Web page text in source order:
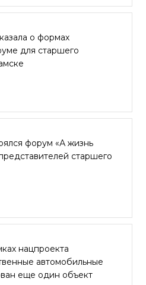
о формах
для старшего
форум «А жизнь
старшего
нацпроекта
автомобильные
еще один объект